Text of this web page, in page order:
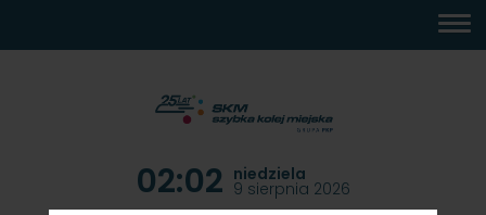
DOSTĘPNOŚCI
02:02 niedziela
9 sierpnia 2026